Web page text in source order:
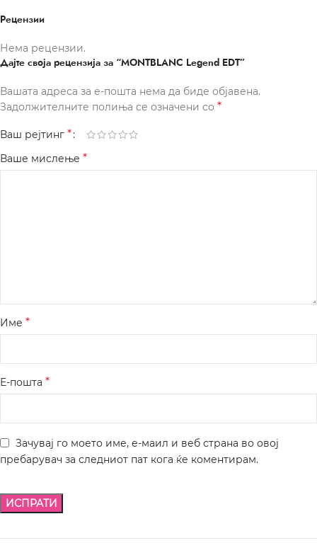
Рецензии
Нема рецензии.
Дајте своја рецензија за “MONTBLANC Legend EDT”
Вашата адреса за е-пошта нема да биде објавена.
Задолжителните полиња се означени со *
Ваш рејтинг *
Ваше мислење *
Име *
Е-пошта *
Зачувај го моето име, е-маил и веб страна во овој
пребарувач за следниот пат кога ќе коментирам.